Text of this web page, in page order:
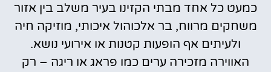
כמעט כל אחד מבתי הקזינו בעיר משלב בין אזור
משחקים מרווח, בר אלכוהול איכותי, מוזיקה חיה
ולעיתים אף הופעות קטנות או אירועי נושא.
האווירה מזכירה ערים כמו פראג או ריגה – רק